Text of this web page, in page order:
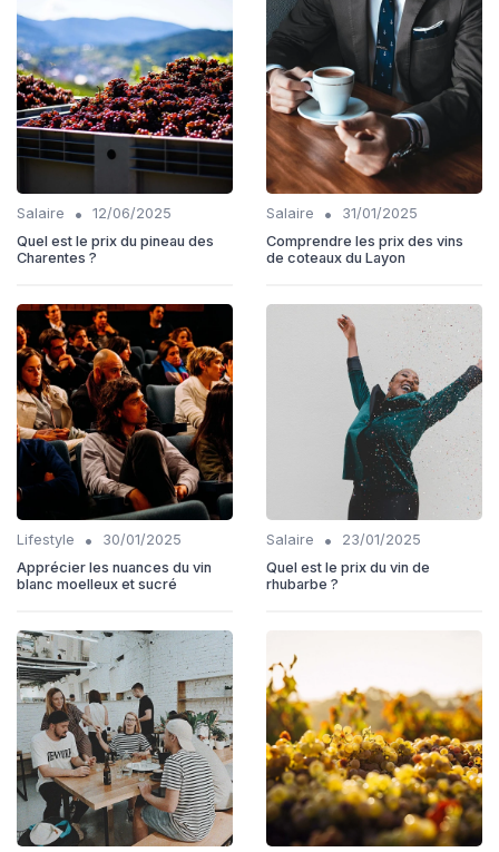
Salaire •
12/06/2025
Quel est le prix du pineau des
Charentes ?
Salaire •
31/01/2025
Comprendre les prix des vins
de coteaux du Layon
Lifestyle •
30/01/2025
Apprécier les nuances du vin
blanc moelleux et sucré
Salaire •
23/01/2025
Quel est le prix du vin de
rhubarbe ?